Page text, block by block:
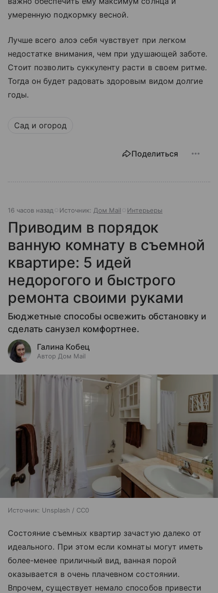
умеренную подкормку весной.
Лучше всего алоэ себя чувствует при легком
недостатке внимания, чем при удушающей заботе.
Стоит позволить суккуленту расти в своем ритме.
Тогда он будет радовать здоровым видом долгие
годы.
Сад и огород
Поделиться
16 часов назад Источник: Дом Mail Интерьеры
Приводим в порядок
ванную комнату в съемной
квартире: 5 идей
недорогого и быстрого
ремонта своими руками
Бюджетные способы освежить обстановку и
сделать санузел комфортнее.
Галина Кобец
Автор Дом Mail
Источник: Unsplash / CC0
Состояние съемных квартир зачастую далеко от
идеального. При этом если комнаты могут иметь
более-менее приличный вид, ванная порой
оказывается в очень плачевном состоянии.
Впрочем, существует немало способов привести